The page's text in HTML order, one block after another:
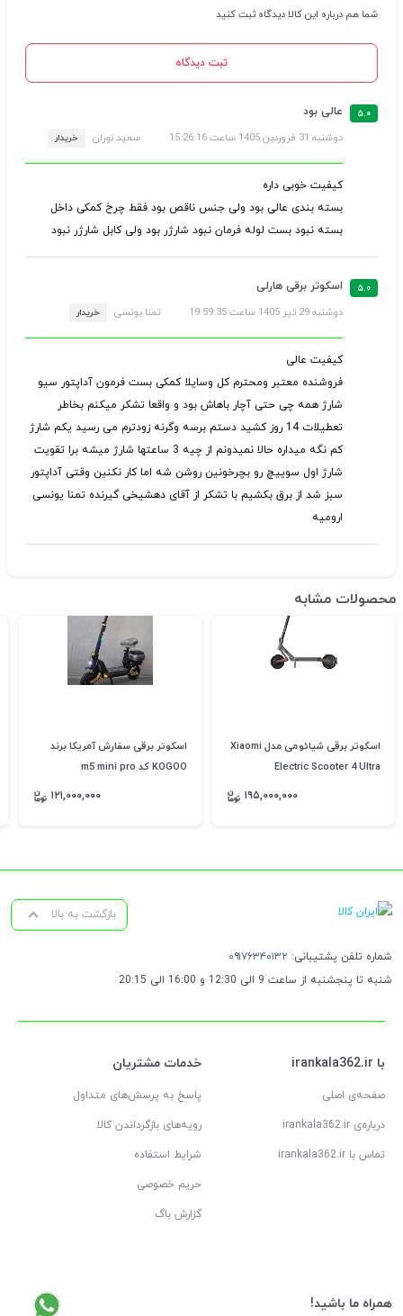
شما هم درباره این کالا دیدگاه ثبت کنید
ثبت دیدگاه
۵.۰
عالی بود
دوشنبه 31 فروردین 1405 ساعت 15:26:16
سعید نوران خریدار
کیفیت خوبی داره
بسته بندی عالی بود ولی جنس ناقص بود فقط چرخ کمکی داخل
بسته نبود بست لوله فرمان نبود شارژر بود ولی کابل شارژر نبود
۵.۰
اسکوتر برقی هارلی
دوشنبه 29 تیر 1405 ساعت 19:59:35
تمنا یونسی خریدار
کیفیت عالی
فروشنده معتبر ومحترم کل وسایلا کمکی بست فرمون آداپتور سیو
شارژ همه چی حتی آچار باهاش بود و واقعا تشکر میکنم بخاطر
تعطیلات 14 روز کشید دستم برسه وگرنه زودترم می رسید یکم شارژ
کم نگه میداره حالا نمیدونم از چیه 3 ساعتها شارژ میشه برا تقویت
شارژ اول سوییچ رو بچرخونین روشن شه اما کار نکنین وقتی آداپتور
سبز شد از برق بکشیم با تشکر از آقای دهشیخی گیرنده تمنا یونسی
ارومیه
محصولات مشابه
اسکوتر برقی شیائومی مدل Xiaomi
Electric Scooter 4 Ultra
۱۹۵,۰۰۰,۰۰۰
اسکوتر برقی سفارش آمریکا برند
KOGOO کد m5 mini pro
۱۲۱,۰۰۰,۰۰۰
بازگشت به بالا
شماره تلفن پشتیبانی: ۰۹۱۷۶۳۴۰۱۳۲
شنبه تا پنجشنبه از ساعت 9 الی 12:30 و 16:00 الی 20:15
با irankala362.ir
صفحه‌ی اصلی
درباره‌ی irankala362.ir
تماس با irankala362.ir
خدمات مشتریان
پاسخ به پرسش‌های متداول
رویه‌های بازگرداندن کالا
شرایط استفاده
حریم خصوصی
گزارش باگ
همراه ما باشید!